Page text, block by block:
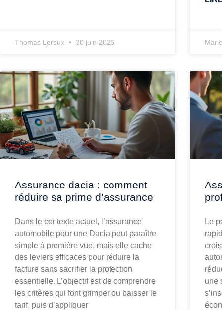
Thomas Leroux 30 juin 2026
Assurance dacia : comment
réduire sa prime d’assurance
Dans le contexte actuel, l’assurance
automobile pour une Dacia peut paraître
simple à première vue, mais elle cache
des leviers efficaces pour réduire la
facture sans sacrifier la protection
essentielle. L’objectif est de comprendre
les critères qui font grimper ou baisser le
tarif, puis d’appliquer
Le
une